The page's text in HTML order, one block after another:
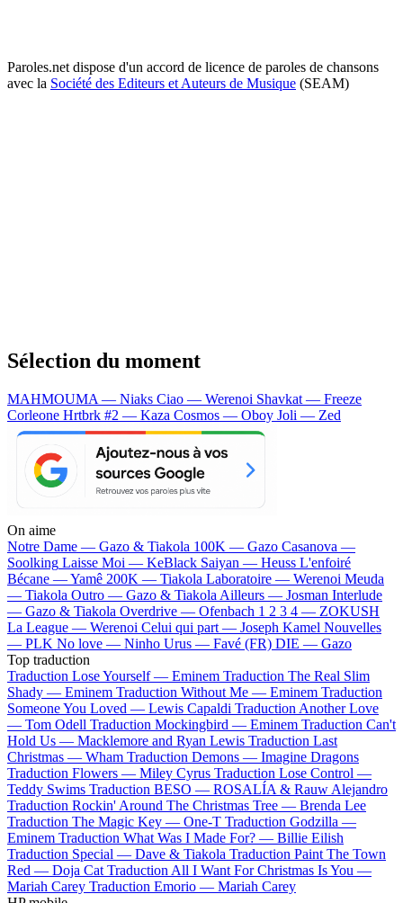
Paroles.net dispose d'un accord de licence de paroles de chansons
avec la Société des Editeurs et Auteurs de Musique (SEAM)
Sélection du moment
MAHMOUMA — Niaks Ciao — Werenoi Shavkat — Freeze
Corleone Hrtbrk #2 — Kaza Cosmos — Oboy Joli — Zed
On aime
Notre Dame — Gazo & Tiakola 100K — Gazo Casanova —
Soolking Laisse Moi — KeBlack Saiyan — Heuss L'enfoiré
Bécane —Yamê 200K — Tiakola Laboratoire — Werenoi Meuda
— Tiakola Outro — Gazo & Tiakola Ailleurs — Josman Interlude
— Gazo & Tiakola Overdrive — Ofenbach 1 2 3 4 — ZOKUSH
La League — Werenoi Celui qui part — Joseph Kamel Nouvelles
— PLK No love — Ninho Urus — Favé (FR) DIE — Gazo
Top traduction
Traduction Lose Yourself — Eminem Traduction The Real Slim
Shady — Eminem Traduction Without Me — Eminem Traduction
Someone You Loved — Lewis Capaldi Traduction Another Love
— Tom Odell Traduction Mockingbird — Eminem Traduction Can't
Hold Us — Macklemore and Ryan Lewis Traduction Last
Christmas — Wham Traduction Demons — Imagine Dragons
Traduction Flowers — Miley Cyrus Traduction Lose Control —
Teddy Swims Traduction BESO — ROSALÍA & Rauw Alejandro
Traduction Rockin' Around The Christmas Tree — Brenda Lee
Traduction The Magic Key — One-T Traduction Godzilla —
Eminem Traduction What Was I Made For? — Billie Eilish
Traduction Special — Dave & Tiakola Traduction Paint The Town
Red — Doja Cat Traduction All I Want For Christmas Is You —
Mariah Carey Traduction Emorio — Mariah Carey